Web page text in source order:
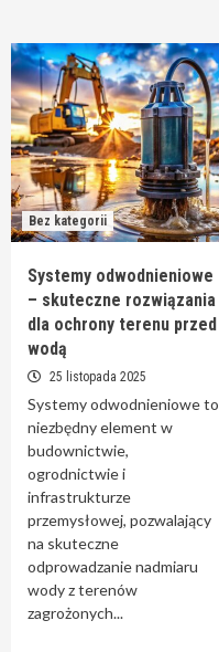
Bez kategorii
Systemy odwodnieniowe
– skuteczne rozwiązania
dla ochrony terenu przed
wodą
25 listopada 2025
Systemy odwodnieniowe to
niezbędny element w
budownictwie,
ogrodnictwie i
infrastrukturze
przemysłowej, pozwalający
na skuteczne
odprowadzanie nadmiaru
wody z terenów
zagrożonych...